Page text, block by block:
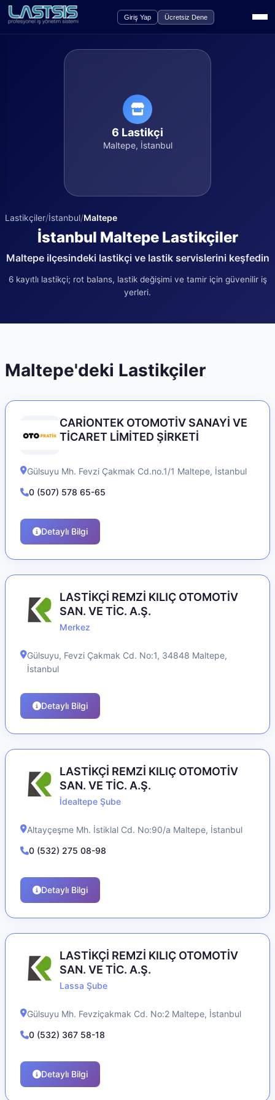
Giriş Yap Ücretsiz Dene
Lastikçiler/İstanbul/Maltepe
İstanbul MaltepeLastikçiler
Maltepeilçesindeki lastikçi ve lastik servislerini keşfedin
6kayıtlı lastikçi; rot balans, lastik değişimi ve tamir için güvenilir iş
yerleri.
6 Lastikçi
Maltepe, İstanbul
Maltepe'deki Lastikçiler
CARİONTEK OTOMOTİV SANAYİ VE
TİCARET LİMİTED ŞİRKETİ
Gülsuyu Mh. Fevzi Çakmak Cd.no.1/1 Maltepe, İstanbul
0 (507) 578 65-65
Detaylı Bilgi
LASTİKÇİ REMZİ KILIÇ OTOMOTİV
SAN. VE TİC. A.Ş.
Merkez
Gülsuyu, Fevzi Çakmak Cd. No:1, 34848 Maltepe,
İstanbul
Detaylı Bilgi
LASTİKÇİ REMZİ KILIÇ OTOMOTİV
SAN. VE TİC. A.Ş.
İdealtepe Şube
Altayçeşme Mh. İstiklal Cd. No:90/a Maltepe, İstanbul
0 (532) 275 08-98
Detaylı Bilgi
LASTİKÇİ REMZİ KILIÇ OTOMOTİV
SAN. VE TİC. A.Ş.
Lassa Şube
Gülsuyu Mh. Fevziçakmak Cd. No:2 Maltepe, İstanbul
0 (532) 367 58-18
Detaylı Bilgi